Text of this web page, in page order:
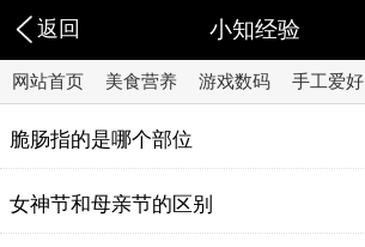
返回 小知经验
网站首页 美食营养 游戏数码 手工爱好
脆肠指的是哪个部位
女神节和母亲节的区别